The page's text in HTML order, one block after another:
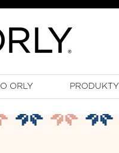
O ORLY PRODUKTY